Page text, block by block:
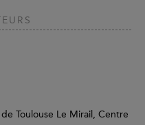
Toulouse Le Mirail, Centre